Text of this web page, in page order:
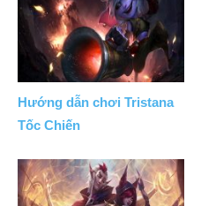
Hướng dẫn chơi Tristana
Tốc Chiến